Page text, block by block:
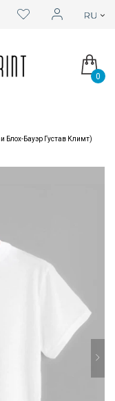
0
Блох-Бауэр Густав Климт)